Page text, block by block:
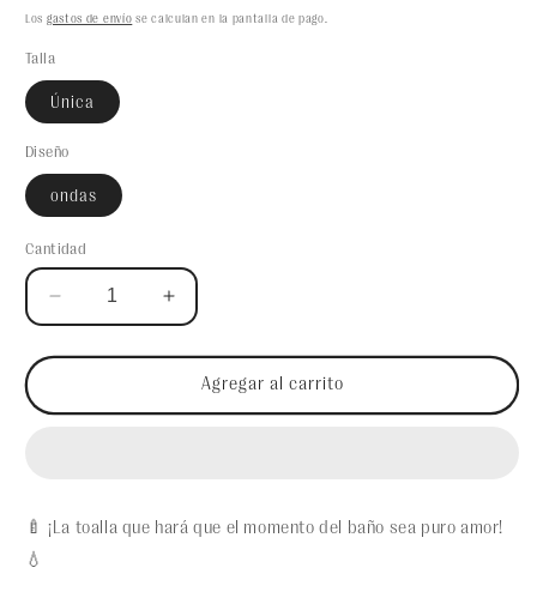
habitual
Los gastos de envío se calculan en la pantalla de pago.
Talla
Única
Diseño
ondas
Cantidad
Reducir
cantidad
para
Microfibra
Aumentar
cantidad
para
Toalla
Microfibra
Agregar al carrito
🍼 ¡La toalla que hará que el momento del baño sea puro amor!
💧